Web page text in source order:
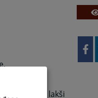
vam lakši